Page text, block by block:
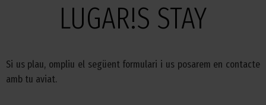
LUGAR!S STAY
Si us plau, ompliu el següent formulari i us posarem en contacte
amb tu aviat.